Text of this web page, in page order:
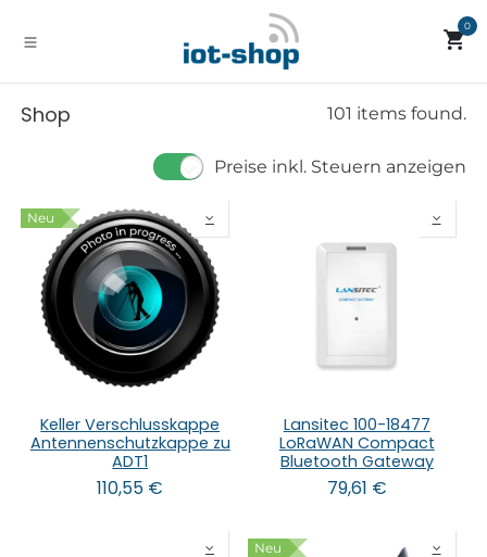
0
Shop 101 items found.
Preise inkl. Steuern anzeigen
Neu
Keller Verschlusskappe
Antennenschutzkappe zu
ADT1
110,55 €
Lansitec 100-18477
LoRaWAN Compact
Bluetooth Gateway
79,61 €
Neu